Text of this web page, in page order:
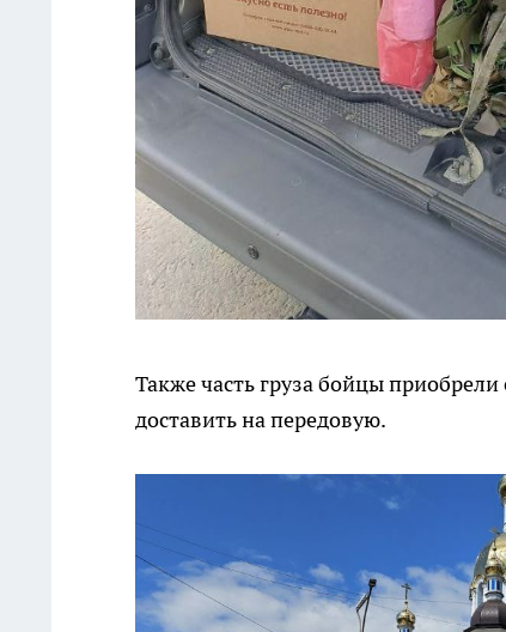
Также часть груза бойцы
доставить на передовую.